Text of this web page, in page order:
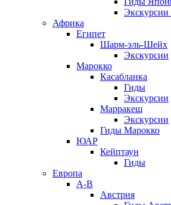
Африка
Египет
Шарм-эль-Шейх
Экскурсии
Марокко
Касабланка
Гиды
Экскурсии
Марракеш
Экскурсии
Гиды Марокко
ЮАР
Кейптаун
Гиды
Европа
А-В
Австрия